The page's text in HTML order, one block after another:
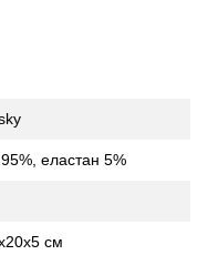
еластан 5%
см